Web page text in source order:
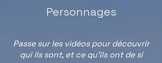
Personnages
Passe sur les vidéos pour découvrir
qui ils sont, et ce qu'ils ont de si